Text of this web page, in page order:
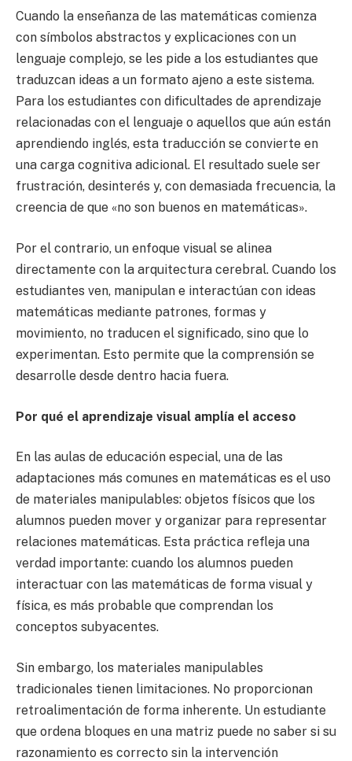
Cuando la enseñanza de las matemáticas comienza
con símbolos abstractos y explicaciones con un
lenguaje complejo, se les pide a los estudiantes que
traduzcan ideas a un formato ajeno a este sistema.
Para los estudiantes con dificultades de aprendizaje
relacionadas con el lenguaje o aquellos que aún están
aprendiendo inglés, esta traducción se convierte en
una carga cognitiva adicional. El resultado suele ser
frustración, desinterés y, con demasiada frecuencia, la
creencia de que «no son buenos en matemáticas».
Por el contrario, un enfoque visual se alinea
directamente con la arquitectura cerebral. Cuando los
estudiantes ven, manipulan e interactúan con ideas
matemáticas mediante patrones, formas y
movimiento, no traducen el significado, sino que lo
experimentan. Esto permite que la comprensión se
desarrolle desde dentro hacia fuera.
Por qué el aprendizaje visual amplía el acceso
En las aulas de educación especial, una de las
adaptaciones más comunes en matemáticas es el uso
de materiales manipulables: objetos físicos que los
alumnos pueden mover y organizar para representar
relaciones matemáticas. Esta práctica refleja una
verdad importante: cuando los alumnos pueden
interactuar con las matemáticas de forma visual y
física, es más probable que comprendan los
conceptos subyacentes.
Sin embargo, los materiales manipulables
tradicionales tienen limitaciones. No proporcionan
retroalimentación de forma inherente. Un estudiante
que ordena bloques en una matriz puede no saber si su
razonamiento es correcto sin la intervención